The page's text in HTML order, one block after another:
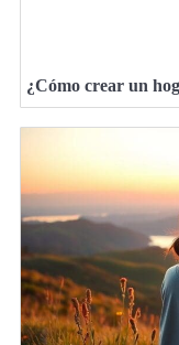
¿Cómo crear un